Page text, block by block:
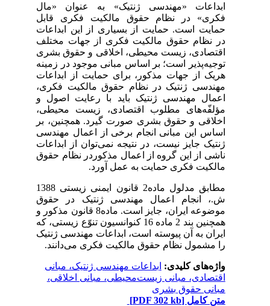
ابداعات «مهندسی ژنتیک» به عنوان «مال
فکری» در نظام حقوق مالکیت فکری قابل
حمایت است. حمایت از بسیاری از این ابداعات
در نظام حقوق مالکیت فکری از جهات مختلف
اقتصادی، زیست محیطی، اخلاقی و حقوق بشری
توجیه‌پذیر است؛ بر اساس مبانی موجود در زمینه
هریک از جهات مذکور، برای حمایت از ابداعات
مهندسی ژنتیک در نظام حقوق مالکیت فکری،
اعمال مهندسی ژنتیک باید با رعایت اصول و
مؤلفّه‌های مطلوب اقتصادی، زیست محیطی،
اخلاقی و حقوق بشری صورت گیرد. همچنین، بر
اساس این مبانی انجام برخی از اعمال مهندسی
ژنتیک جایز نیست، در نتیجه نمی‌توان از ابداعات
ناشی از این گروه از اعمال مذکوردر نظام حقوق
مالکیت فکری حمایت به عمل آورد.
مطابق مدلول ماده2 قانون ایمنی زیستی 1388
ش.، انجام اعمال مهندسی ژنتیک در حقوق
موضوعه ایران، جایز است. ماده8 قانون مذکور و
همچنین بند 2 ماده 16 کنوانسیون تنوّع زیستی، که
ایران به آن پیوسته است، ابداعات مهندسی ژنتیک
را مشمول نظام حقوق مالکیت فکری می‌دانند.
واژه‌های کلیدی:ابداعات مهندسی ژنتیک، مبانی
اقتصادی، مبانی زیست‌محیطی، مبانی اخلاقی،
مبانی حقوق بشری
متن کامل[PDF 302 kb]